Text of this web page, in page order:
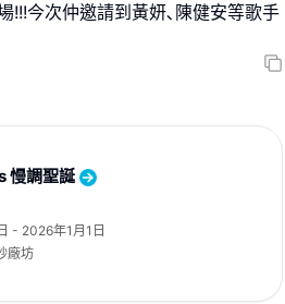
!!!今次仲邀請到黃妍､陳健安等歌手
慢調聖誕
- 2026年1月1日
廠坊